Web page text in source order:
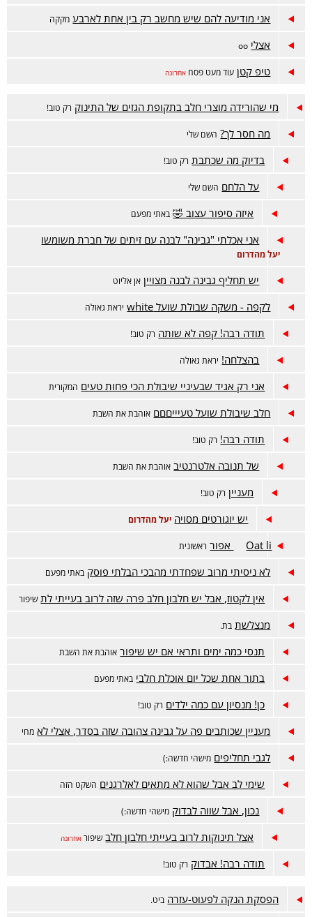
אני מודיעה להם שיש מחשב רק בין אחת לארבע מקקה
אצלי oo
טיפ קטן עוד מעט פסח אחרונה
מי שהורידה מוצרי חלב בתקופת הגזים של התינוק רק טוב!
מה חסר לך? השם שלי
בדיוק מה שכתבת רק טוב!
על הלחם השם שלי
איזה סיפור עצוב 🤣 באתי מפעם
אני אכלתי "גבינה" לבנה עם זיתים של חברת משומשו
יעל מהדרום
יש תחליף גבינה לבנה מצויין אן אליוט
לקפה - משקה שבולת שועל white יראת גאולה
תודה רבה! קפה לא שותה רק טוב!
בהצלחה! יראת גאולה
אני רק אגיד שבעיניי שיבולת הכי פחות טעים המקורית
חלב שיבולת שועל טעיייםםם אוהבת את השבת
תודה רבה! רק טוב!
של תנובה אלטרנטיב אוהבת את השבת
מעניין רק טוב!
יש יוגורטים מסויה יעל מהדרום
Oat li אפור ראשונית
לא ניסיתי מרוב שפחדתי מהבכי הבלתי פוסק באתי מפעם
אין לקטוז, אבל יש חלבון חלב פרה שזה לרוב בעייתי לת שיפור
מנצלשת בת.
תנסי כמה ימים ותראי אם יש שיפור אוהבת את השבת
בתור אחת שכל יום אוכלת חלבי באתי מפעם
כן! מנסיון עם כמה ילדים רק טוב!
מעניין שכותבים פה על גבינה צהובה שזה בסדר, אצלי לא מחי
לגבי תחליפים מישהי חדשה:)
שימי לב אבל שהוא לא מתאים לאלרגנים השקט הזה
נכון, אבל שווה לבדוק מישהי חדשה:)
אצל תינוקות לרוב בעייתי חלבון חלב שיפור אחרונה
תודה רבה! אבדוק רק טוב!
הפסקת הנקה לפעוט-עזרה ביט.